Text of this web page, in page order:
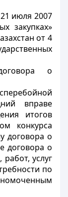
июля 2007
закупках»
от 4
о
вправе
итогов
конкурса
договора о
договора о
работ, услуг
по